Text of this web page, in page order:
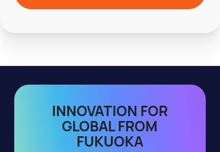
INNOVATION FOR
GLOBAL FROM
FUKUOKA